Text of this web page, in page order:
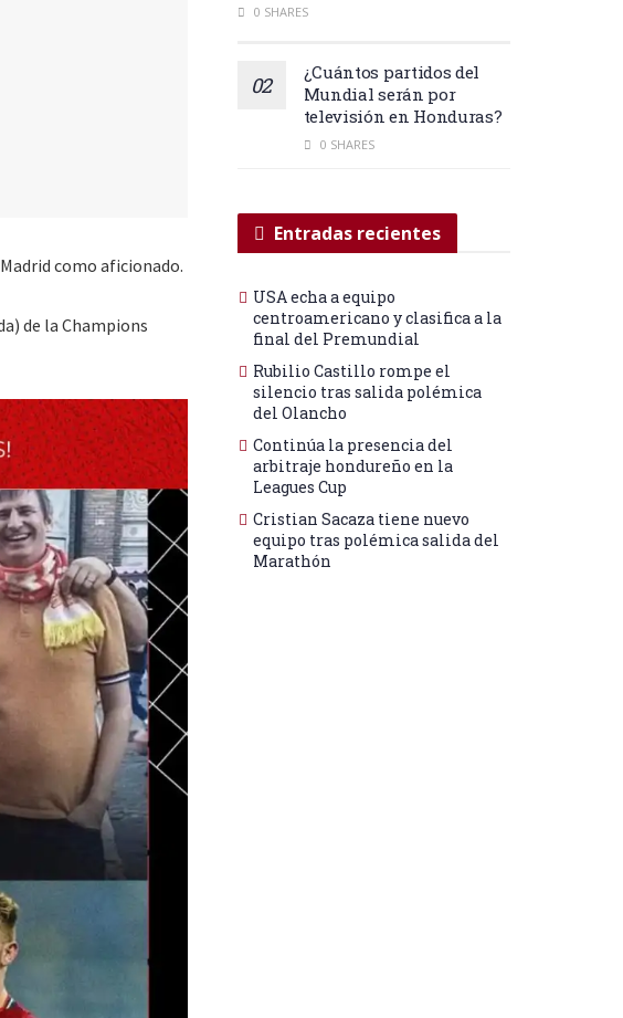
como aficionado.
de la Champions
0 SHARES
¿Cuántos partidos del
Mundial serán por
televisión en Honduras?
0 SHARES
Entradas recientes
USA echa a equipo
centroamericano y clasifica a la
final del Premundial
Rubilio Castillo rompe el
silencio tras salida polémica
del Olancho
Continúa la presencia del
arbitraje hondureño en la
Leagues Cup
Cristian Sacaza tiene nuevo
equipo tras polémica salida del
Marathón